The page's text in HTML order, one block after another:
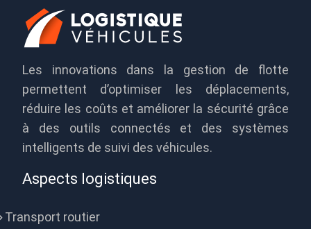
Les innovations dans la gestion de flotte
permettent d’optimiser les déplacements,
réduire les coûts et améliorer la sécurité grâce
à des outils connectés et des systèmes
intelligents de suivi des véhicules.
Aspects logistiques
Transport routier